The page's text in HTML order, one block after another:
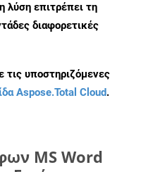
λύση επιτρέπει τη
διαφορετικές
τις υποστηριζόμενες
Aspose.Total Cloud.
MS Word